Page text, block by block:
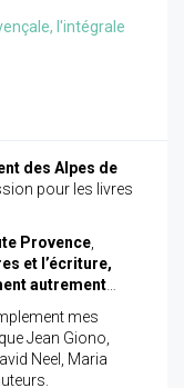
l'intégrale
des Alpes de
pour les livres
Provence
et l’écriture,
autrement
mes
Jean Giono,
Neel, Maria